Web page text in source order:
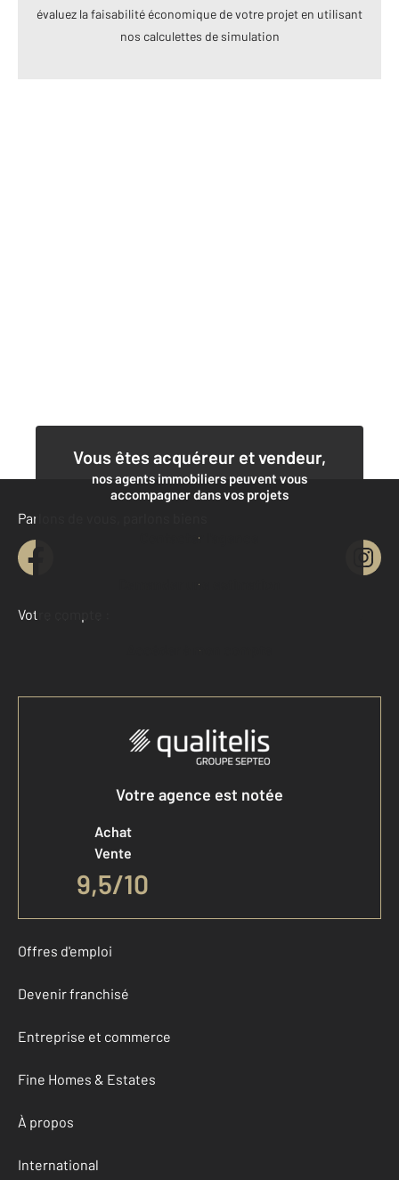
évaluez la faisabilité économique de votre projet en utilisant
nos calculettes de simulation
Vous êtes acquéreur et vendeur,
nos agents immobiliers peuvent vous
accompagner dans vos projets
Contacter l'agence
Demander une estimation
Parlons de vous, parlons biens
Votre compte :
Accéder à mon compte
Votre agence est notée
Achat
Vente
9,5/10
Offres d'emploi
Devenir franchisé
Entreprise et commerce
Fine Homes & Estates
À propos
International